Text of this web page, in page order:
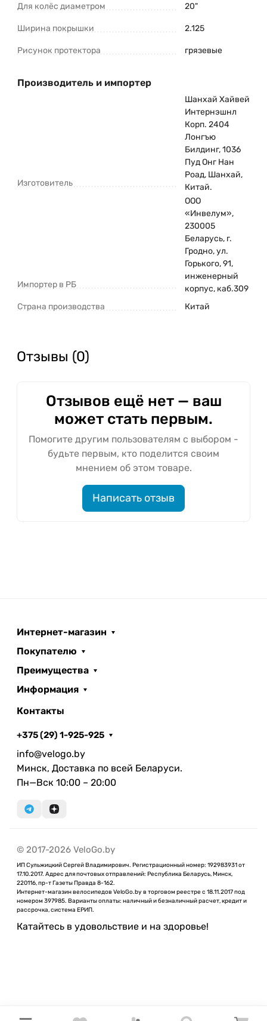
Для колёс диаметром 20"
Ширина покрышки 2.125
Рисунок протектора грязевые
Производитель и импортер
Изготовитель
Шанхай Хайвей
Интернэшнл
Корп. 2404
Лонгъю
Билдинг, 1036
Пуд Онг Нан
Роад, Шанхай,
Китай.
Импортер в РБ
ООО
«Инвелум»,
230005
Беларусь, г.
Гродно, ул.
Горького, 91,
инженерный
корпус, каб.309
Страна производства
Китай
Отзывы (0)
Отзывов ещё нет — ваш
может стать первым.
Помогите другим пользователям с выбором -
будьте первым, кто поделится своим
мнением об этом товаре.
Написать отзыв
Интернет-магазин
Покупателю
Преимущества
Информация
Контакты
+375 (29) 1-925-925
info@velogo.by
Минск, Доставка по всей Беларуси.
Пн—Вск 10:00 – 20:00
© 2017-2026 VeloGo.by
ИП Сульжицкий Сергей Владимирович. Регистрационный номер: 192983931 от
17.10.2017. Адрес для почтовых отправлений: Республика Беларусь, Минск,
220116, пр-т Газеты Правда 8-162.
Интернет-магазин велосипедов VeloGo.by в торговом реестре с 18.11.2017 под
номером 397985. Варианты оплаты: наличный и безналичный расчет, кредит и
рассрочка, система ЕРИП.
Катайтесь в удовольствие и на здоровье!